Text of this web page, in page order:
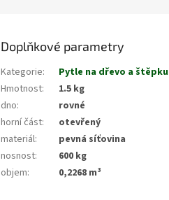
Doplňkové parametry
Kategorie:
Pytle na dřevo a štěpku
Hmotnost:
1.5 kg
dno:
rovné
horní část:
otevřený
materiál:
pevná síťovina
nosnost:
600 kg
objem: 0,2268 m³